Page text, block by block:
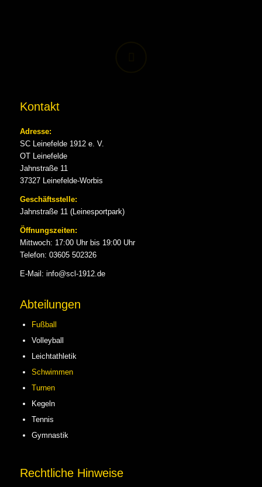
Kontakt
Adresse:
SC Leinefelde 1912 e. V.
OT Leinefelde
Jahnstraße 11
37327 Leinefelde-Worbis
Geschäftsstelle:
Jahnstraße 11 (Leinesportpark)
Öffnungszeiten:
Mittwoch: 17:00 Uhr bis 19:00 Uhr
Telefon: 03605 502326
E-Mail: info@scl-1912.de
Abteilungen
Fußball
Volleyball
Leichtathletik
Schwimmen
Turnen
Kegeln
Tennis
Gymnastik
Rechtliche Hinweise